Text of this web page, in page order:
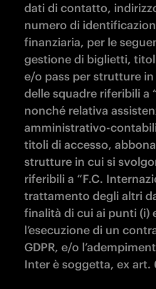
dati di contatto,
numero di
finanziaria, per le
gestione di biglietti,
e/o pass per strutture
delle squadre riferibili a
nonché relativa
amministrativo-
titoli di accesso,
strutture in cui si
riferibili a “F.C.
trattamento degli altri
finalità di cui ai punti (i)
l’esecuzione di un
GDPR, e/o
Inter è soggetta, ex art.